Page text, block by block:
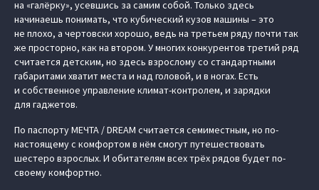
на «галёрку», усевшись за самим собой. Только здесь
начинаешь понимать, что кубический кузов машины – это
не плохо, а чертовски хорошо, ведь на третьем ряду почти так
же просторно, как на втором. У многих конкурентов третий ряд
считается детским, но здесь взрослому со стандартными
габаритами хватит места и над головой, и в ногах. Есть
и собственное управление климат-контролем, и зарядки
для гаджетов.
По паспорту МЕЧТА / DREAM считается семиместным, но по-
настоящему с комфортом в нём смогут путешествовать
шестеро взрослых. И обитателям всех трёх рядов будет по-
своему комфортно.